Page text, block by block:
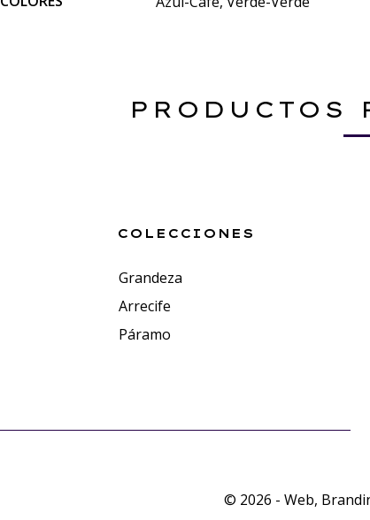
PRODUCTOS
COLECCIONES
Grandeza
Arrecife
Páramo
© 2026 - Web,